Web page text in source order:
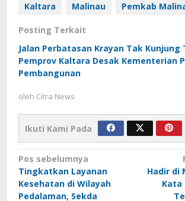
Kaltara
Malinau Pemkab
Posting Terkait
Jalan Perbatasan Krayan Tak Kunjung
Pemprov Kaltara Desak Kementerian
Pembangunan
oleh Citra News
Ikuti Kami Pada
Navigasi
pos
Pos sebelumnya
Tingkatkan Layanan
Kesehatan di Wilayah
Pedalaman, Sekda
Hadir di
Kata